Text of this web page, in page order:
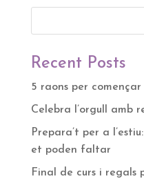
Recent Posts
5 raons per
Celebra l’orgull amb
Prepara’t per a
et poden faltar
Final de curs i regals